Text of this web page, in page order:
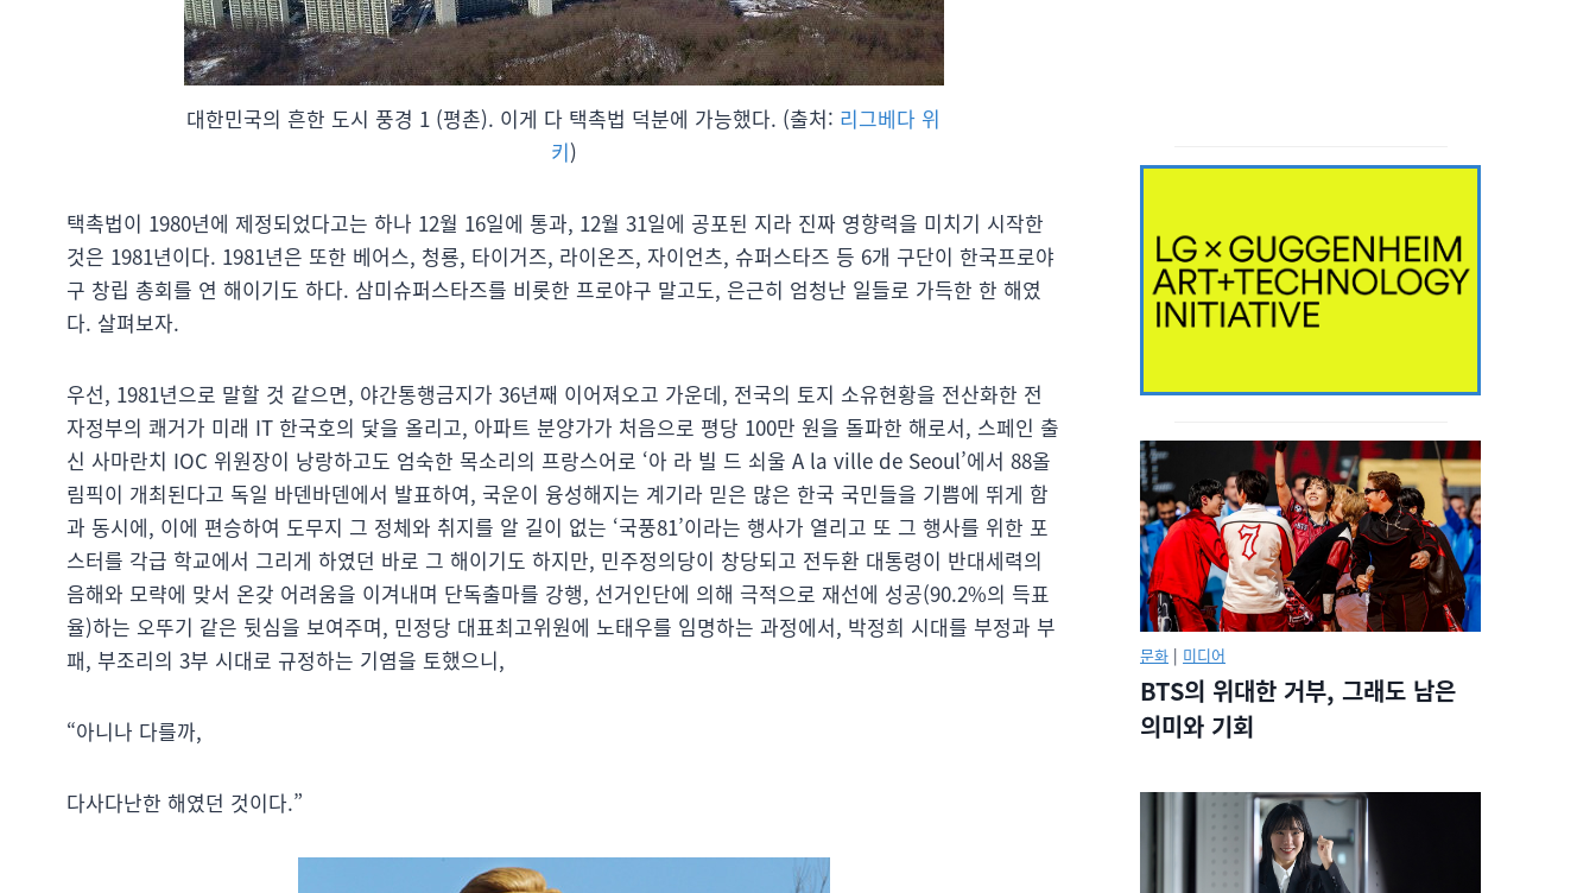
대한민국의 흔한 도시 풍경 1 (평촌). 이게 다 택촉법 덕분에 가능했다. (출처: 리그베다 위
키)
택촉법이 1980년에 제정되었다고는 하나 12월 16일에 통과, 12월 31일에 공포된 지라 진짜 영향력을 미치기 시작한
것은 1981년이다. 1981년은 또한 베어스, 청룡, 타이거즈, 라이온즈, 자이언츠, 슈퍼스타즈 등 6개 구단이 한국프로야
구 창립 총회를 연 해이기도 하다. 삼미슈퍼스타즈를 비롯한 프로야구 말고도, 은근히 엄청난 일들로 가득한 한 해였
다. 살펴보자.
우선, 1981년으로 말할 것 같으면, 야간통행금지가 36년째 이어져오고 가운데, 전국의 토지 소유현황을 전산화한 전
자정부의 쾌거가 미래 IT 한국호의 닻을 올리고, 아파트 분양가가 처음으로 평당 100만 원을 돌파한 해로서, 스페인 출
신 사마란치 IOC 위원장이 낭랑하고도 엄숙한 목소리의 프랑스어로 ‘아 라 빌 드 쇠울 A la ville de Seoul’에서 88올
림픽이 개최된다고 독일 바덴바덴에서 발표하여, 국운이 융성해지는 계기라 믿은 많은 한국 국민들을 기쁨에 뛰게 함
과 동시에, 이에 편승하여 도무지 그 정체와 취지를 알 길이 없는 ‘국풍81’이라는 행사가 열리고 또 그 행사를 위한 포
스터를 각급 학교에서 그리게 하였던 바로 그 해이기도 하지만, 민주정의당이 창당되고 전두환 대통령이 반대세력의
음해와 모략에 맞서 온갖 어려움을 이겨내며 단독출마를 강행, 선거인단에 의해 극적으로 재선에 성공(90.2%의 득표
율)하는 오뚜기 같은 뒷심을 보여주며, 민정당 대표최고위원에 노태우를 임명하는 과정에서, 박정희 시대를 부정과 부
패, 부조리의 3부 시대로 규정하는 기염을 토했으니,
“아니나 다를까,
다사다난한 해였던 것이다.”
문화 | 미디어
BTS의 위대한 거부, 그래도 남은
의미와 기회